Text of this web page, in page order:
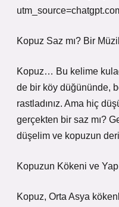
Kopuz Saz mı? Bir
Kopuz… Bu kelime
de bir köy düğününde,
rastladınız. Ama hiç
gerçekten bir saz mı?
düşelim ve kopuzun
Kopuzun Kökeni ve
Kopuz, Orta Asya